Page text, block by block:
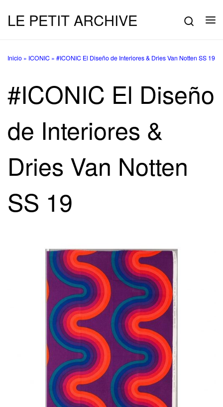
Saltar al contenido
LE PETIT ARCHIVE
Inicio » ICONIC » #ICONIC El Diseño de Interiores & Dries Van Notten SS 19
#ICONIC El Diseño
de Interiores &
Dries Van Notten
SS 19